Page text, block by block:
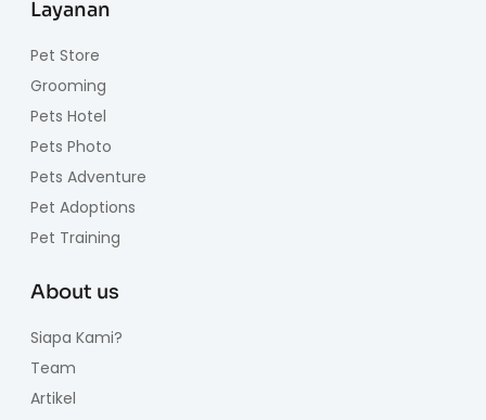
Layanan
Pet Store
Grooming
Pets Hotel
Pets Photo
Pets Adventure
Pet Adoptions
Pet Training
About us
Siapa Kami?
Team
Artikel